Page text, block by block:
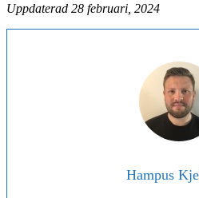
Uppdaterad 28 februari, 2024
Hampus